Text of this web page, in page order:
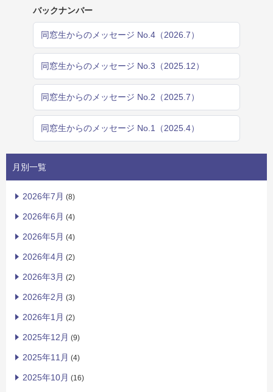
バックナンバー
同窓生からのメッセージ No.4（2026.7）
同窓生からのメッセージ No.3（2025.12）
同窓生からのメッセージ No.2（2025.7）
同窓生からのメッセージ No.1（2025.4）
月別一覧
2026年7月 (8)
2026年6月 (4)
2026年5月 (4)
2026年4月 (2)
2026年3月 (2)
2026年2月 (3)
2026年1月 (2)
2025年12月 (9)
2025年11月 (4)
2025年10月 (16)